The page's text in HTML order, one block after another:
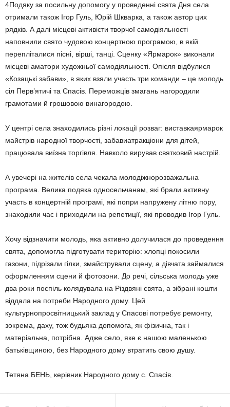
4Подяку за посильну допомогу у проведенні свята Дня села
отримали також Ігор Гуль, Юрій Шкварка, а також автор цих
рядків. А далі місцеві активісти творчої самодіяльності
наповнили свято чудовою концертною програмою, в якій
перепліталися пісні, вірші, танці. Сценку «Ярмарок» виконали
місцеві аматори художньої самодіяльності. Опісля відбулися
«Козацькі забави», в яких взяли участь три команди – це молодь
сіл Перв’ятичі та Спасів. Переможців змагань нагородили
грамотами й грошовою винагородою.
У центрі села знаходились різні локації розваг: виставкаярмарок
майстрів народної творчості, забавиатракціони для дітей,
працювала виїзна торгівля. Навколо вирував святковий настрій.
А увечері на жителів села чекала молодіжнорозважальна
програма. Велика подяка односельчанам, які брали активну
участь в концертній програмі, які попри напружену літню пору,
знаходили час і приходили на репетиції, які проводив Ігор Гуль.
Хочу відзначити молодь, яка активно долучилася до проведення
свята, допомогла підготувати територію: хлопці покосили
газони, підрізали гілки, змайстрували сцену, а дівчата займалися
оформленням сцени й фотозони. До речі, сільська молодь уже
два роки поспіль колядувала на Різдвяні свята, а зібрані кошти
віддала на потреби Народного дому. Цей
культурнопросвітницький заклад у Спасові потребує ремонту,
зокрема, даху, тож будьяка допомога, як фізична, так і
матеріальна, потрібна. Адже село, яке є нашою маленькою
батьківщиною, без Народного дому втратить свою душу.
Тетяна БЕНЬ, керівник Народного дому с. Спасів.